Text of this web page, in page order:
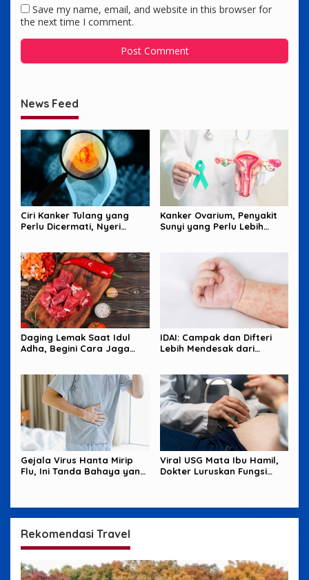
Save my name, email, and website in this browser for
the next time I comment.
News Feed
Ciri Kanker Tulang yang
Perlu Dicermati, Nyeri
Kanker Ovarium, Penyakit
Sunyi yang Perlu Lebih
Daging Lemak Saat Idul
Adha, Begini Cara Jaga
IDAI: Campak dan Difteri
Lebih Mendesak dari
Gejala Virus Hanta Mirip
Flu, Ini Tanda Bahaya yang
Viral USG Mata Ibu Hamil,
Dokter Luruskan Fungsi
Rekomendasi Travel